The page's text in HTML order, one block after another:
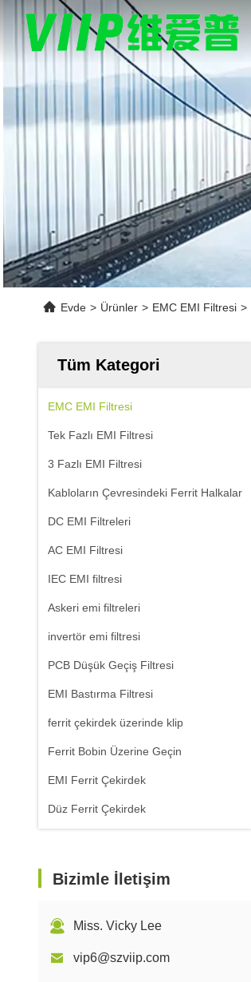
Evde > Ürünler > EMC EMI Filtresi >
Tüm Kategori
EMC EMI Filtresi
Tek Fazlı EMI Filtresi
3 Fazlı EMI Filtresi
Kabloların Çevresindeki Ferrit Halkalar
DC EMI Filtreleri
AC EMI Filtresi
IEC EMI filtresi
Askeri emi filtreleri
invertör emi filtresi
PCB Düşük Geçiş Filtresi
EMI Bastırma Filtresi
ferrit çekirdek üzerinde klip
Ferrit Bobin Üzerine Geçin
EMI Ferrit Çekirdek
Düz Ferrit Çekirdek
Bizimle İletişim
Miss. Vicky Lee
vip6@szviip.com